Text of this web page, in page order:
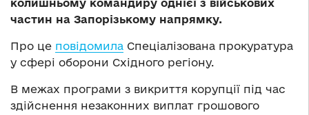
колишньому командиру однієї з військових
частин на Запорізькому напрямку.
Про це повідомила Спеціалізована прокуратура
у сфері оборони Східного регіону.
В межах програми з викриття корупції під час
здійснення незаконних виплат грошового